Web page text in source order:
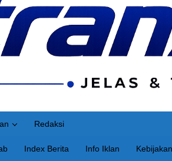
Redaksi
Index Berita Info Iklan